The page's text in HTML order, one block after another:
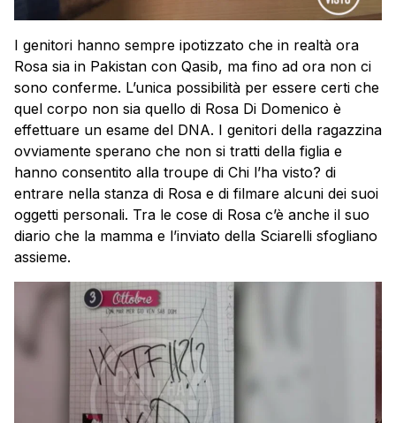
I genitori hanno sempre ipotizzato che in realtà ora
Rosa sia in Pakistan con Qasib, ma fino ad ora non ci
sono conferme. L’unica possibilità per essere certi che
quel corpo non sia quello di Rosa Di Domenico è
effettuare un esame del DNA. I genitori della ragazzina
ovviamente sperano che non si tratti della figlia e
hanno consentito alla troupe di Chi l’ha visto? di
entrare nella stanza di Rosa e di filmare alcuni dei suoi
oggetti personali. Tra le cose di Rosa c’è anche il suo
diario che la mamma e l’inviato della Sciarelli sfogliano
assieme.